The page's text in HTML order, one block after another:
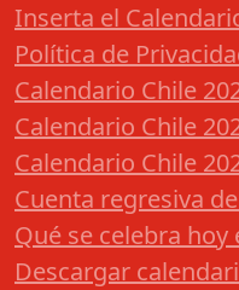
Inserta el
Política de
Calendario Chile
Calendario Chile
Calendario Chile
Cuenta regresiva
Qué se celebra hoy
Descargar